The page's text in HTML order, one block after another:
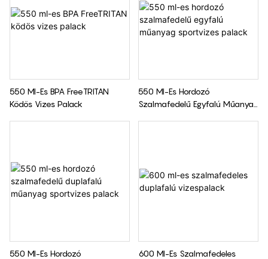
550 Ml-Es BPA FreeTRITAN
Ködös Vizes Palack
550 Ml-Es Hordozó
Szalmafedelű Egyfalú Műanyag
550 Ml-Es Hordozó
600 Ml-Es Szalmafedeles